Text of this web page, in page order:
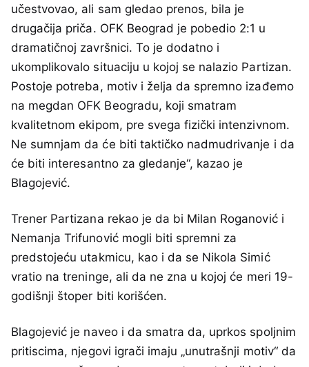
učestvovao, ali sam gledao prenos, bila je
drugačija priča. OFK Beograd je pobedio 2:1 u
dramatičnoj završnici. To je dodatno i
ukomplikovalo situaciju u kojoj se nalazio Partizan.
Postoje potreba, motiv i želja da spremno izađemo
na megdan OFK Beogradu, koji smatram
kvalitetnom ekipom, pre svega fizički intenzivnom.
Ne sumnjam da će biti taktičko nadmudrivanje i da
će biti interesantno za gledanje“, kazao je
Blagojević.
Trener Partizana rekao je da bi Milan Roganović i
Nemanja Trifunović mogli biti spremni za
predstojeću utakmicu, kao i da se Nikola Simić
vratio na treninge, ali da ne zna u kojoj će meri 19-
godišnji štoper biti korišćen.
Blagojević je naveo i da smatra da, uprkos spoljnim
pritiscima, njegovi igrači imaju „unutrašnji motiv“ da